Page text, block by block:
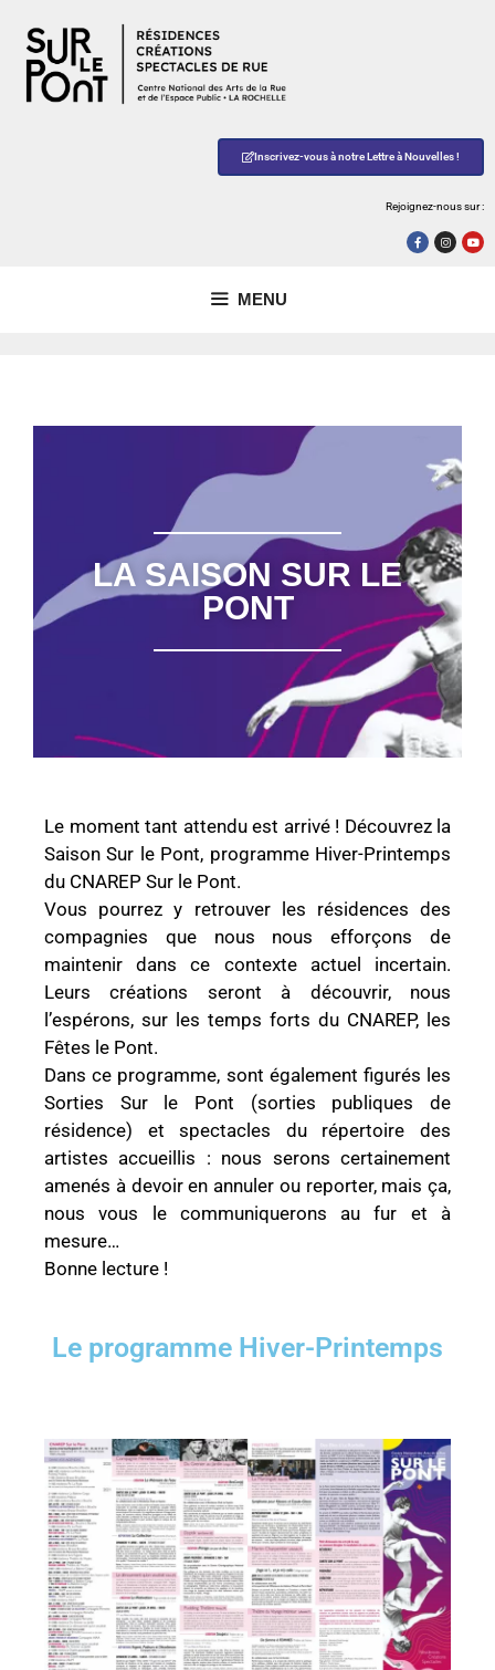
Inscrivez-vous à notre Lettre à Nouvelles !
Rejoignez-nous sur :
MENU
LA SAISON SUR LE
PONT
Le moment tant attendu est arrivé ! Découvrez la
Saison Sur le Pont, programme Hiver-Printemps
du CNAREP Sur le Pont.
Vous pourrez y retrouver les résidences des
compagnies que nous nous efforçons de
maintenir dans ce contexte actuel incertain.
Leurs créations seront à découvrir, nous
l’espérons, sur les temps forts du CNAREP, les
Fêtes le Pont.
Dans ce programme, sont également figurés les
Sorties Sur le Pont (sorties publiques de
résidence) et spectacles du répertoire des
artistes accueillis : nous serons certainement
amenés à devoir en annuler ou reporter, mais ça,
nous vous le communiquerons au fur et à
mesure…
Bonne lecture !
Le programme Hiver-Printemps